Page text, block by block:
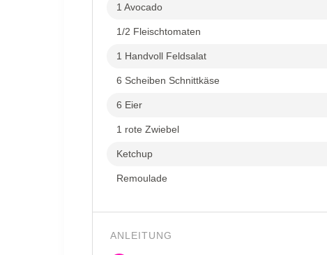
1 Avocado
1/2 Fleischtomaten
1 Handvoll Feldsalat
6 Scheiben Schnittkäse
6 Eier
1 rote Zwiebel
Ketchup
Remoulade
ANLEITUNG